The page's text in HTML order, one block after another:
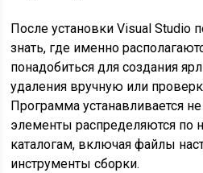
После установки Visual Studio
знать, где именно
понадобиться для создания
удаления вручную или
Программа устанавливается
элементы распределяются по
каталогам, включая файлы
инструменты сборки.